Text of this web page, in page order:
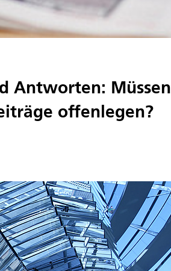
Antworten: Müssen
offenlegen?